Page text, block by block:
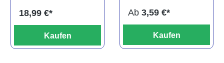
18,99 €*
Kaufen
Ab 3,59 €*
Kaufen